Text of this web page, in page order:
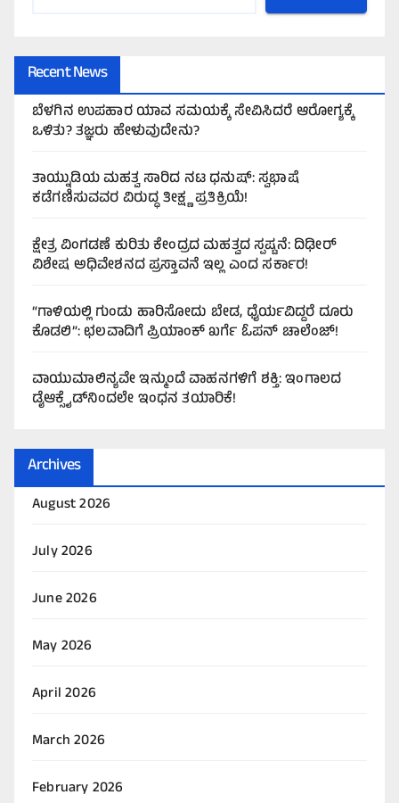
Recent News
ಬೆಳಗಿನ ಉಪಹಾರ ಯಾವ ಸಮಯಕ್ಕೆ ಸೇವಿಸಿದರೆ ಆರೋಗ್ಯಕ್ಕೆ
ಒಳಿತು? ತಜ್ಞರು ಹೇಳುವುದೇನು?
ತಾಯ್ನುಡಿಯ ಮಹತ್ವ ಸಾರಿದ ನಟ ಧನುಷ್: ಸ್ವಭಾಷೆ
ಕಡೆಗಣಿಸುವವರ ವಿರುದ್ಧ ತೀಕ್ಷ್ಣ ಪ್ರತಿಕ್ರಿಯೆ!
ಕ್ಷೇತ್ರ ವಿಂಗಡಣೆ ಕುರಿತು ಕೇಂದ್ರದ ಮಹತ್ವದ ಸ್ಪಷ್ಟನೆ: ದಿಢೀರ್
ವಿಶೇಷ ಅಧಿವೇಶನದ ಪ್ರಸ್ತಾವನೆ ಇಲ್ಲ ಎಂದ ಸರ್ಕಾರ!
“ಗಾಳಿಯಲ್ಲಿ ಗುಂಡು ಹಾರಿಸೋದು ಬೇಡ, ಧೈರ್ಯವಿದ್ದರೆ ದೂರು
ಕೊಡಲಿ”: ಛಲವಾದಿಗೆ ಪ್ರಿಯಾಂಕ್ ಖರ್ಗೆ ಓಪನ್ ಚಾಲೆಂಜ್!
ವಾಯುಮಾಲಿನ್ಯವೇ ಇನ್ಮುಂದೆ ವಾಹನಗಳಿಗೆ ಶಕ್ತಿ: ಇಂಗಾಲದ
ಡೈಆಕ್ಸೈಡ್‌ನಿಂದಲೇ ಇಂಧನ ತಯಾರಿಕೆ!
Archives
August 2026
July 2026
June 2026
May 2026
April 2026
March 2026
February 2026